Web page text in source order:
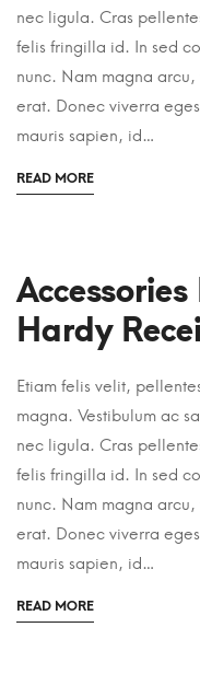
nec ligula. Cras
felis fringilla id. In sed
nunc. Nam magna
erat. Donec viverra
mauris sapien, id…
READ MORE
Hardy
Etiam felis velit,
magna. Vestibulum ac
nec ligula. Cras
felis fringilla id. In sed
nunc. Nam magna
erat. Donec viverra
mauris sapien, id…
READ MORE